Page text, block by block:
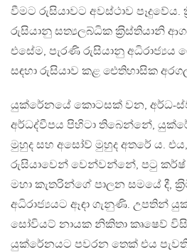
වීමට රුසියාවට අවස්ථාව පෑදුවේය.
රුසියානු සත්‍යලබ්ධික ක‍්‍රිස්තියානි
එසේම, පැරණි රුසියානු අධිරාජ්‍යය
සඳහා රුසියාව කළ ඓතිහාසික
යුක්රේනයේ කොටසක් වන, අර්ධ-
අර්ධද්වීපය පිහිටා තිබෙන්නේ,
මුහුද සහ අසෝව් මුහුද අතරේ ය.
රුසියාවෙන් වෙන්වන්නේ, පටු කර්ෂ්
මහා කැතරින්ගේ පාලන සමයේ දී,
අධිරාජ්‍යයට ඈඳා ගැනුණි. උපතින්
සෝවියට් නායක නිකිතා කෘෂෙව් විසින්
යුක්රේනයට පවරන තෙක් එය